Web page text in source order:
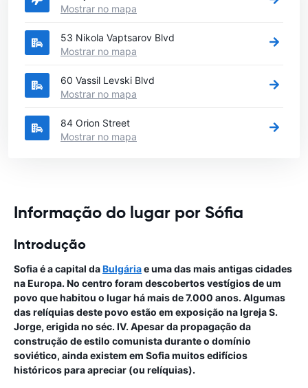
Mostrar no mapa
53 Nikola Vaptsarov Blvd
Mostrar no mapa
60 Vassil Levski Blvd
Mostrar no mapa
84 Orion Street
Mostrar no mapa
Informação do lugar por Sófia
Introdução
Sofia é a capital daBulgáriae uma das mais antigas cidades
na Europa. No centro foram descobertos vestígios de um
povo que habitou o lugar há mais de 7.000 anos. Algumas
das relíquias deste povo estão em exposição na Igreja S.
Jorge, erigida no séc. IV. Apesar da propagação da
construção de estilo comunista durante o domínio
soviético, ainda existem em Sofia muitos edifícios
históricos para apreciar (ou relíquias).